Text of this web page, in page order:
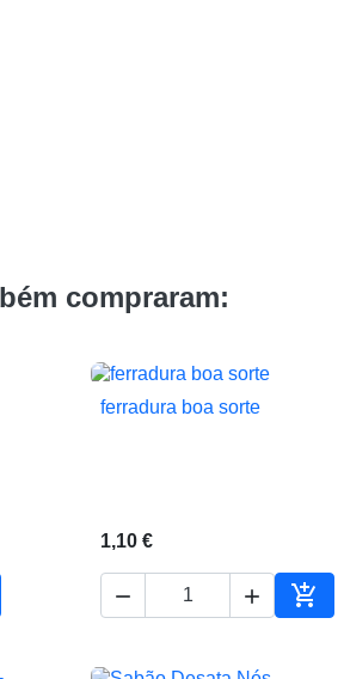
compraram:
ao carrinho
 Vista rápida
ferradura boa sorte
1,10 €
  